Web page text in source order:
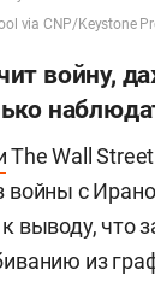
via CNP/Keystone
войну,
The Wall
войны с
выводу, что
из